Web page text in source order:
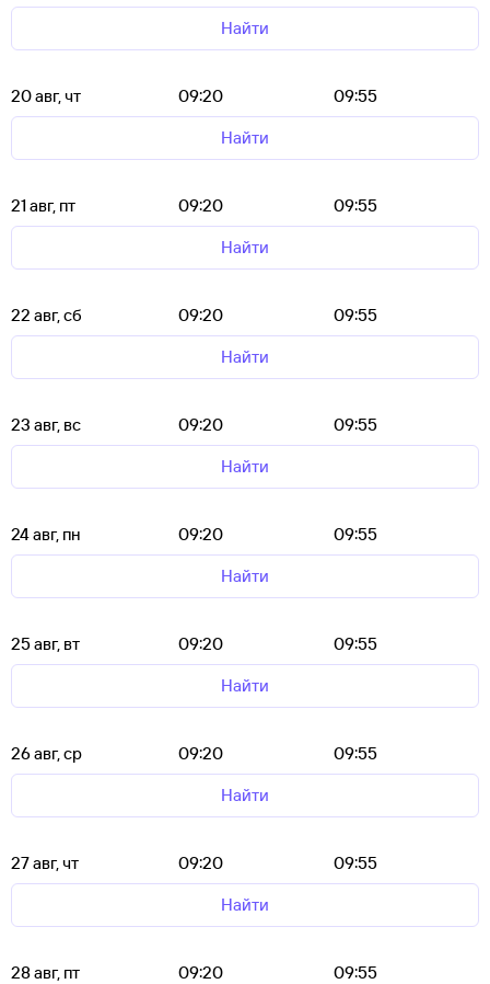
Найти
20 авг, чт 09:20
09:55
Найти
21 авг, пт 09:20
09:55
Найти
22 авг, сб 09:20
09:55
Найти
23 авг, вс 09:20
09:55
Найти
24 авг, пн 09:20
09:55
Найти
25 авг, вт 09:20
09:55
Найти
26 авг, ср 09:20
09:55
Найти
27 авг, чт 09:20
09:55
Найти
28 авг, пт 09:20
09:55